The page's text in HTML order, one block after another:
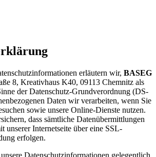
erläutern wir, BASEG
8, Kreativhaus K40, 09113 Chemnitz als
der Datenschutz-Grundverordnung (DS-
Daten wir verarbeiten, wenn Sie
sowie unsere Online-Dienste nutzen.
dass sämtliche Datenübermittlungen
unserer Internetseite über eine SSL-
erfolgen.
Daten­schutz­informationen gelegentlich